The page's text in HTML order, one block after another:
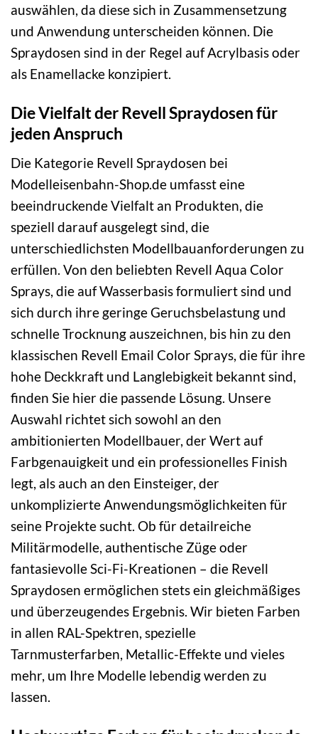
auswählen, da diese sich in Zusammensetzung
und Anwendung unterscheiden können. Die
Spraydosen sind in der Regel auf Acrylbasis oder
als Enamellacke konzipiert.
Die Vielfalt der Revell Spraydosen für
jeden Anspruch
Die Kategorie Revell Spraydosen bei
Modelleisenbahn-Shop.de umfasst eine
beeindruckende Vielfalt an Produkten, die
speziell darauf ausgelegt sind, die
unterschiedlichsten Modellbauanforderungen zu
erfüllen. Von den beliebten Revell Aqua Color
Sprays, die auf Wasserbasis formuliert sind und
sich durch ihre geringe Geruchsbelastung und
schnelle Trocknung auszeichnen, bis hin zu den
klassischen Revell Email Color Sprays, die für ihre
hohe Deckkraft und Langlebigkeit bekannt sind,
finden Sie hier die passende Lösung. Unsere
Auswahl richtet sich sowohl an den
ambitionierten Modellbauer, der Wert auf
Farbgenauigkeit und ein professionelles Finish
legt, als auch an den Einsteiger, der
unkomplizierte Anwendungsmöglichkeiten für
seine Projekte sucht. Ob für detailreiche
Militärmodelle, authentische Züge oder
fantasievolle Sci-Fi-Kreationen – die Revell
Spraydosen ermöglichen stets ein gleichmäßiges
und überzeugendes Ergebnis. Wir bieten Farben
in allen RAL-Spektren, spezielle
Tarnmusterfarben, Metallic-Effekte und vieles
mehr, um Ihre Modelle lebendig werden zu
lassen.